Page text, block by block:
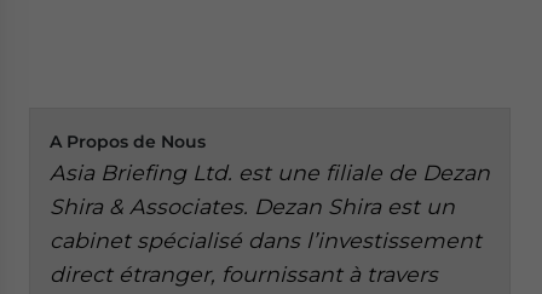
APropos de Nous
Asia Briefing Ltd. est une filiale de Dezan
Shira & Associates. Dezan Shira est un
cabinet spécialisé dans l’investissement
direct étranger, fournissant à travers